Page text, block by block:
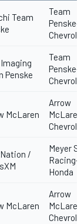
Team
Team
Penske-
Penske
Team
Penske-
McLaren
Arrow
/
Meyer
Racing-
Honda
McLaren
Arrow